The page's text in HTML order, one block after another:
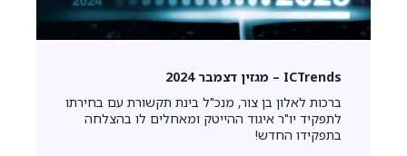
ICTrends – מגזין דצמבר 2024
ברכות לאלון בן צור, מנכ"ל בינת תקשורת עם בחירתו
לתפקיד יו"ר איגוד ההייטק ומאחלים לו בהצלחה
בתפקידו החדש!